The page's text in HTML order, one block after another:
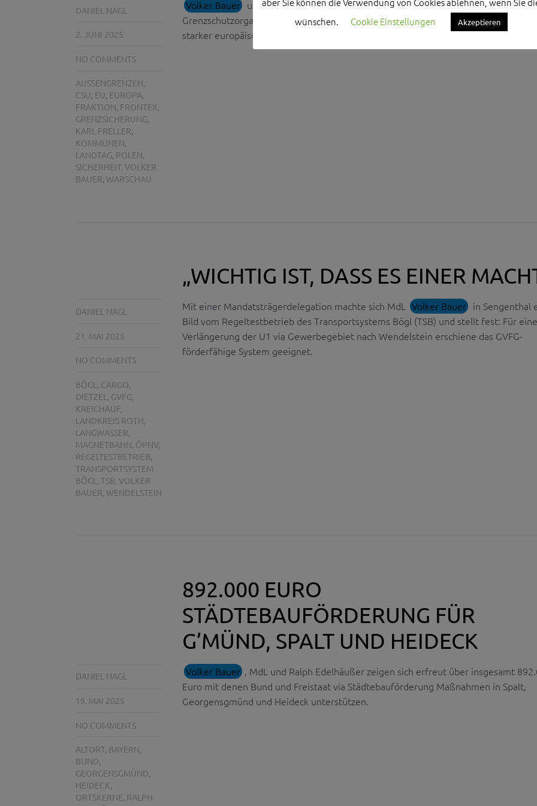
DANIEL NAGL
2. JUNI 2025
NO COMMENTS
AUSSENGRENZEN
,
CSU, EU, EUROPA,
FRAKTION, FRONTEX,
GRENZSICHERUNG,
KARL FRELLER,
KOMMUNEN,
LANDTAG, POLEN,
SICHERHEIT, VOLKER
BAUER, WARSCHAU
Volker Bauer und Karl Freller besuchten mit der CSU-Landtagsfraktion die EU-
Grenzschutzorganisation FRONTEX in Warschau. Deutlich wurde dabei, wie wichtig
starker europäischer Grenzschutz für die Sicherheit in Bayern und ganz Europa ist.
„WICHTIG IST, DASS ES EINER
DANIEL NAGL
21. MAI 2025
NO COMMENTS
BÖGL , CARGO,
DIETZEL , GVFG,
KREICHAUF,
LANDKREIS ROTH,
LANGWASSER,
MAGNETBAHN, ÖPNV,
REGELTESTBETRIEB,
TRANSPORTSYSTEM
BÖGL , TSB, VOLKER
BAUER, WENDELSTEIN
Mit einer Mandatsträgerdelegation machte sich MdL Volker Bauer in Sengenthal
Bild vom Regeltestbetrieb des Transportsystems Bögl (TSB) und stellt fest: Für eine
Verlängerung der U1 via Gewerbegebiet nach Wendelstein erschiene das GVFG-
förderfähige System geeignet.
892.000 EURO
STÄDTEBAUFÖRDERUNG FÜR
G’MÜND, SPALT UND HEIDECK
DANIEL NAGL
19. MAI 2025
NO COMMENTS
ALTORT, BAYERN,
BUND,
GEORGENSGMÜND,
HEIDECK,
ORTSKERNE, RALPH
Volker Bauer , MdL und Ralph Edelhäußer zeigen sich erfreut über insgesamt
Euro mit denen Bund und Freistaat via Städtebauförderung Maßnahmen in Spalt,
Georgensgmünd und Heideck unterstützen.
wünschen.
Cookie Einstellungen Akzeptieren